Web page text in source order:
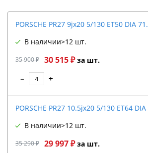
PORSCHE PR27 9jx20 5/130 ET50 DIA
35 900 ₽ 30 515 ₽за шт.
В наличии>12 шт.
– +
PORSCHE PR27 10.5jx20 5/130 ET64
35 290 ₽ 29 997 ₽за шт.
В наличии>12 шт.